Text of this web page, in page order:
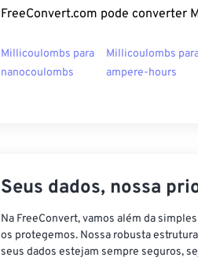
FreeConvert.com pode converter
Millicoulombs para
nanocoulombs
Millicoulombs
ampere-hours
Seus dados, nossa
Na FreeConvert, vamos além da
os protegemos. Nossa robusta
seus dados estejam sempre seguros,